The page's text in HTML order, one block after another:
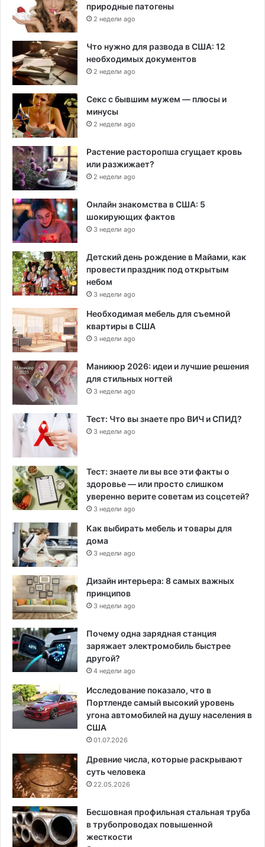
природные патогены
2 недели ago
Что нужно для развода в США: 12
необходимых документов
2 недели ago
Секс с бывшим мужем — плюсы и
минусы
2 недели ago
Растение расторопша сгущает кровь
или разжижает?
2 недели ago
Онлайн знакомства в США: 5
шокирующих фактов
3 недели ago
Детский день рождение в Майами, как
провести праздник под открытым
небом
3 недели ago
Необходимая мебель для съемной
квартиры в США
3 недели ago
Маникюр 2026: идеи и лучшие решения
для стильных ногтей
3 недели ago
Тест: Что вы знаете про ВИЧ и СПИД?
3 недели ago
Тест: знаете ли вы все эти факты о
здоровье — или просто слишком
уверенно верите советам из соцсетей?
3 недели ago
Как выбирать мебель и товары для
дома
3 недели ago
Дизайн интерьера: 8 самых важных
принципов
3 недели ago
Почему одна зарядная станция
заряжает электромобиль быстрее
другой?
4 недели ago
Исследование показало, что в
Портленде самый высокий уровень
угона автомобилей на душу населения в
США
01.07.2026
Древние числа, которые раскрывают
суть человека
22.05.2026
Бесшовная профильная стальная труба
в трубопроводах повышенной
жесткости